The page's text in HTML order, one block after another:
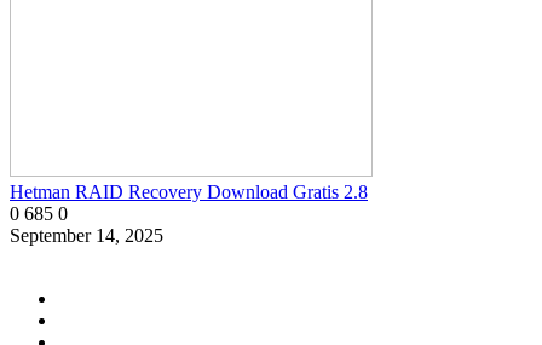
Hetman RAID Recovery Download Gratis 2.8
0 685 0
September 14, 2025